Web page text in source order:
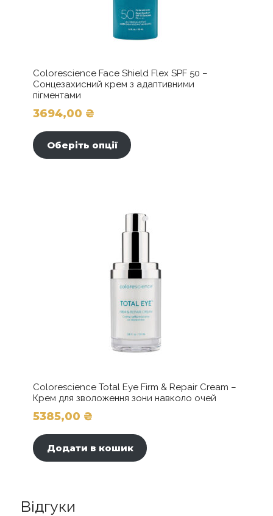
Colorescience Face Shield Flex SPF 50 –
Сонцезахисний крем з адаптивними
пігментами
3694,00 ₴
Оберіть опції
вибрати
на
товару
Colorescience Total Eye Firm & Repair Cream –
Крем для зволоження зони навколо очей
5385,00 ₴
Додати в кошик
Відгуки